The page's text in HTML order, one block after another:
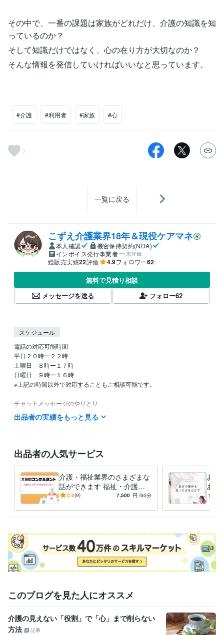
その中で、一番の課題は家族がどれだけ、介護の知識を知
っているのか？
そして知識だけではなく、心の在り方が大切なのか？
そんな情報を発信していければいいなと思っています。
#介護 #利用者 #家族 #心
2
一覧に戻る
こずえ介護業界18年＆現役ケアマネ
本人確認
機密保持契約(NDA)
インボイス発行事業者
未登録
総販売実績22評価 4.9フォロワー62
無料で見積り相談
メッセージを送る
フォロー62
スケジュール
電話の対応可能時間
平日２０時ー２２時
土曜日　８時ー１７時
日曜日　９時ー１６時
※上記の時間以外で対応することもご相談可能です。
チャットメッセージのやりとり
基本的には
平日　２０時～のみ
電話の受付に関しましては、ココナラの通話での対応のみとなっており
ます。
DMは２４時間受け付けています。
経験職種
ライフスタイル・その他 / カウンセラー・コーチ 経験年数 : 1年
職歴
資格・検定
ケアマネジャー（介護支援専門員） 取得年 : 2012年
介護福祉士 取得年 : 2007年
が貯まる方法 起業塾に行ってみたいけど、ぶっちゃけ話
介護 ビジネス カウンセラー 夫婦 人生
出品者の実績をもっと見る
出品者の人気サービス
介護・福祉業界のさまざまな
話ができます 福祉・介護業
界についてリサーチしたい方
5.0(9) 7,500 円 /60分
あな
あな
な働
このブログを見た人にオススメ
介護の見えない「役割」で「心」まで削らない
方法
記事